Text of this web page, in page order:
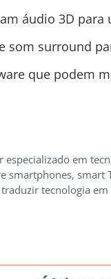
áudio 3D
som surround
que podem
especializado em
smartphones,
tecnologia